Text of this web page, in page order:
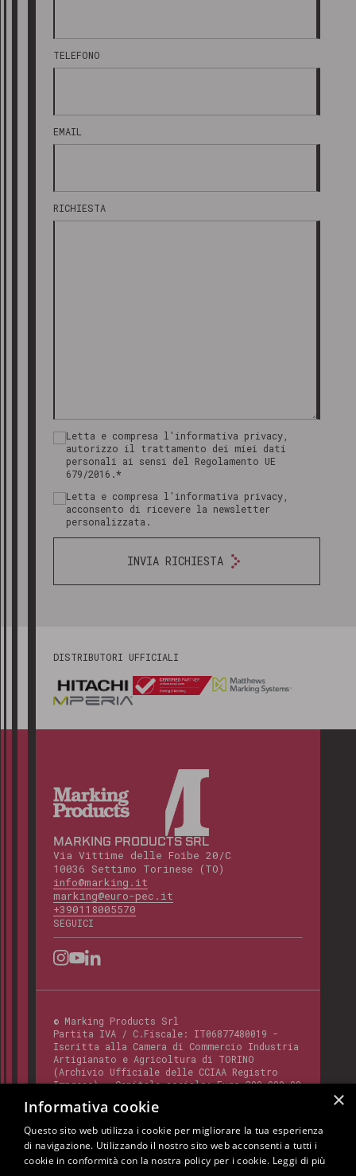
TELEFONO
EMAIL
RICHIESTA
Letta e compresa l'informativa privacy,
autorizzo il trattamento dei miei dati
personali ai sensi del Regolamento UE
679/2016.*
Letta e compresa l'informativa privacy,
acconsento di ricevere la newsletter
personalizzata.
INVIA RICHIESTA
DISTRIBUTORI UFFICIALI
MARKING PRODUCTS SRL
Via Vittime delle Foibe 20/C
10036 Settimo Torinese (TO)
info@marking.it
marking@euro-pec.it
+390118005570
SEGUICI
© Marking Products Srl
Partita IVA / C.Fiscale: IT06877480019 -
Iscritta alla Camera di Commercio Industria
Artigianato e Agricoltura di TORINO
(Archivio Ufficiale delle CCIAA Registro
Imprese) - Capitale sociale: Euro 300.000,00
Questo sito è protetto da Google reCAPTCHA
×
Informativa cookie
Questo sito web utilizza i cookie per migliorare la tua esperienza
di navigazione. Utilizzando il nostro sito web acconsenti a tutti i
cookie in conformità con la nostra policy per i cookie. Leggi di più